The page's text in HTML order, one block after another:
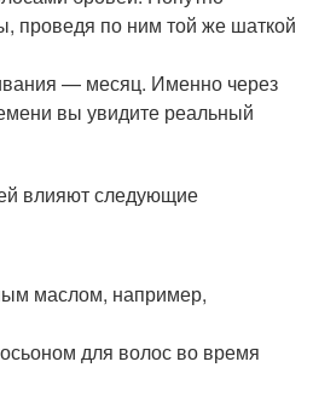
проведя по ним той же шаткой
— месяц. Именно через
вы увидите реальный
влияют следующие
маслом, например,
для волос во время